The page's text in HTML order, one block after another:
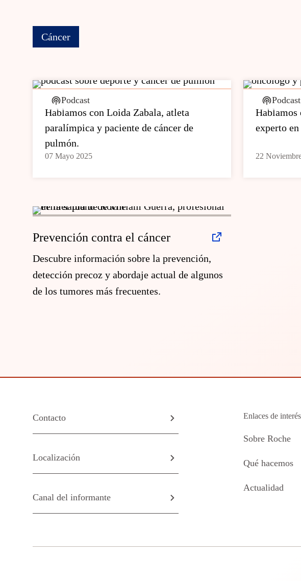
Cáncer
Podcast
Hablamos con Loida Zabala, atleta
paralímpica y paciente de cáncer de
pulmón.
07 Mayo 2025
Podcast
Hablamos
experto
22
Prevención contra el cáncer
Descubre información sobre la prevención,
detección precoz y abordaje actual de algunos
de los tumores más frecuentes.
Contacto
Localización
Canal del informante
Enlaces de interés
Sobre Roche
Qué hacemos
Actualidad